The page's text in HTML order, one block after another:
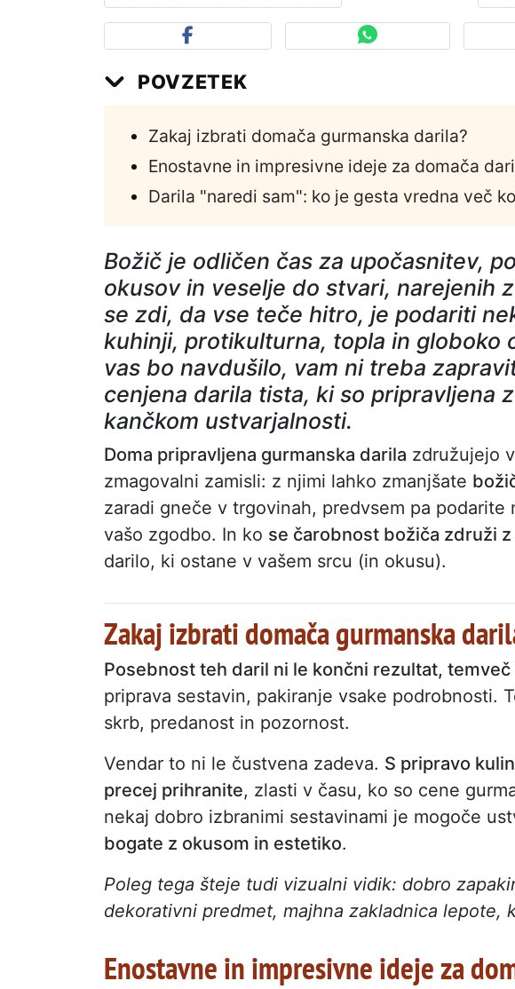
POVZETEK
Zakaj izbrati domača gurmanska darila?
Enostavne in impresivne ideje za domača
Darila "naredi sam": ko je gesta vredna več
Božič je odličen čas za upočasnitev,
okusov in veselje do stvari, narejenih
se zdi, da vse teče hitro, je podariti
kuhinji, protikulturna, topla in globoko
vas bo navdušilo, vam ni treba
cenjena darila tista, ki so pripravljena
kančkom ustvarjalnosti.
Doma pripravljena gurmanska darila združujejo
zmagovalni zamisli: z njimi lahko zmanjšate
zaradi gneče v trgovinah, predvsem pa
vašo zgodbo. In ko se čarobnost božiča združi
darilo, ki ostane v vašem srcu (in okusu).
Zakaj izbrati domača gurmanska
Posebnost teh daril ni le končni rezultat,
priprava sestavin, pakiranje vsake podrobnosti.
skrb, predanost in pozornost.
Vendar to ni le čustvena zadeva. S pripravo
precej prihranite, zlasti v času, ko so cene
nekaj dobro izbranimi sestavinami je mogoče
bogate z okusom in estetiko.
Poleg tega šteje tudi vizualni vidik: dobro
dekorativni predmet, majhna zakladnica lepote,
Enostavne in impresivne ideje za